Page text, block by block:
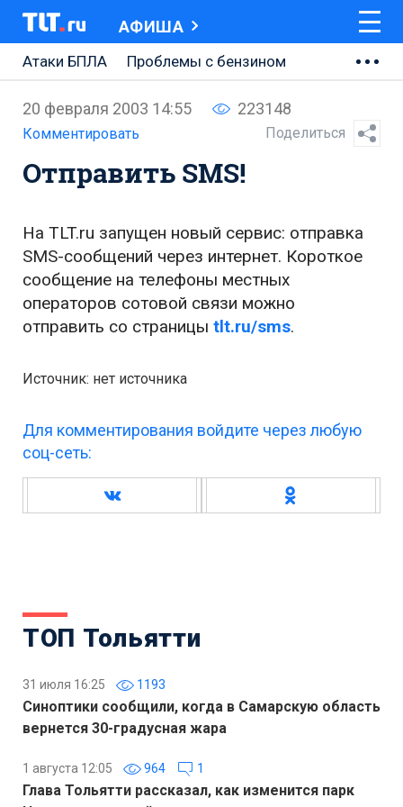
АФИША
Атаки БПЛА
Проблемы с бензином
АВТОВАЗ
Ремонт Центральной площади
Ремонт Обводного шоссе
Неделя Тольятти
20 февраля 2003 14:55 223148
Комментировать Поделиться
Отправить SMS!
На TLT.ru запущен новый сервис: отправка
SMS-сообщений через интернет. Короткое
сообщение на телефоны местных
операторов сотовой связи можно
отправить со страницы tlt.ru/sms.
Источник: нет источника
Для комментирования войдите через любую
соц-сеть:
ТОП Тольятти
31 июля 16:25 1193
Синоптики сообщили, когда в Самарскую область
вернется 30-градусная жара
1 августа 12:05 964 1
Глава Тольятти рассказал, как изменится парк